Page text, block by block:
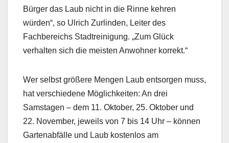
Bürger das Laub nicht in die Rinne kehren
würden“, so Ulrich Zurlinden, Leiter des
Fachbereichs Stadtreinigung. „Zum Glück
verhalten sich die meisten Anwohner korrekt.“
Wer selbst größere Mengen Laub entsorgen muss,
hat verschiedene Möglichkeiten: An drei
Samstagen – dem 11. Oktober, 25. Oktober und
22. November, jeweils von 7 bis 14 Uhr – können
Gartenabfälle und Laub kostenlos am